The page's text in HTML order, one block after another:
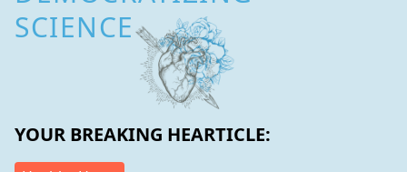
SCIENCE
YOUR BREAKING HEARTICLE: